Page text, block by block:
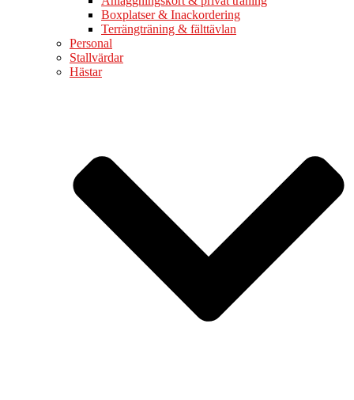
Boxplatser & Inackordering
Terrängträning & fälttävlan
Personal
Stallvärdar
Hästar